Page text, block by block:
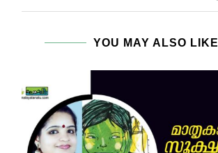
YOU MAY ALSO LIKE